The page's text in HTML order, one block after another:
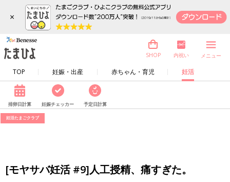
×
TOP 妊娠・出産 赤ちゃん・育児 妊活
SHOP 内祝い メニュー
排卵日計算 妊娠チェッカー 予定日計算
妊活たまごクラブ
[モヤサバ妊活 #9]人工授精、痛すぎた。